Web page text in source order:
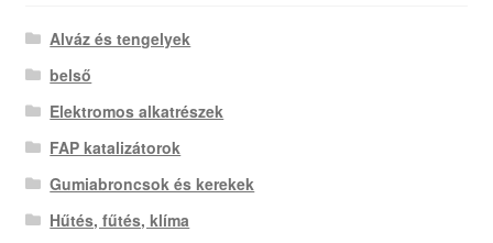
Alváz és tengelyek
belső
Elektromos alkatrészek
FAP katalizátorok
Gumiabroncsok és kerekek
Hűtés, fűtés, klíma